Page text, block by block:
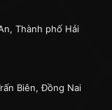
Thành phố Hải
Biên, Đồng Nai